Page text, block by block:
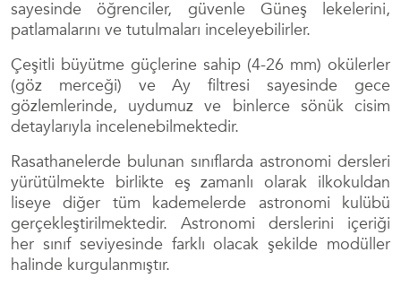
sayesinde öğrenciler, güvenle Güneş lekelerini,
patlamalarını ve tutulmaları inceleyebilirler.
Çeşitli büyütme güçlerine sahip (4-26 mm) okülerler
(göz merceği) ve Ay filtresi sayesinde gece
gözlemlerinde, uydumuz ve binlerce sönük cisim
detaylarıyla incelenebilmektedir.
Rasathanelerde bulunan sınıflarda astronomi dersleri
yürütülmekte birlikte eş zamanlı olarak ilkokuldan
liseye diğer tüm kademelerde astronomi kulübü
gerçekleştirilmektedir. Astronomi derslerini içeriği
her sınıf seviyesinde farklı olacak şekilde modüller
halinde kurgulanmıştır.